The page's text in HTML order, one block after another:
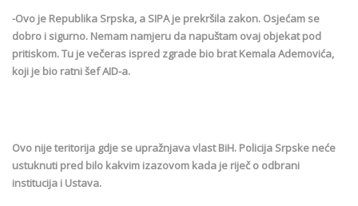
-Ovo je Republika Srpska, a SIPA je prekršila zakon. Osjećam se
dobro i sigurno. Nemam namjeru da napuštam ovaj objekat pod
pritiskom. Tu je večeras ispred zgrade bio brat Kemala Ademovića,
koji je bio ratni šef AID-a.
Ovo nije teritorija gdje se upražnjava vlast BiH. Policija Srpske neće
ustuknuti pred bilo kakvim izazovom kada je riječ o odbrani
institucija i Ustava.